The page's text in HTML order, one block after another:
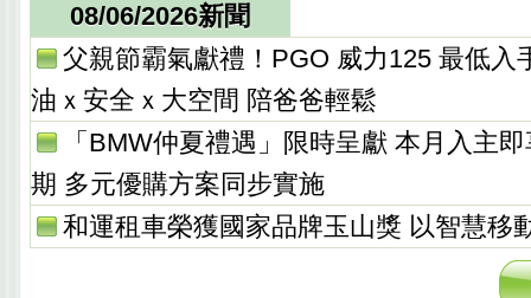
08/06/2026新聞
父親節霸氣獻禮！PGO 威力125 最低入
油ｘ安全ｘ大空間 陪爸爸輕鬆
「BMW仲夏禮遇」限時呈獻 本月入主
期 多元優購方案同步實施
和運租車榮獲國家品牌玉山獎 以智慧移